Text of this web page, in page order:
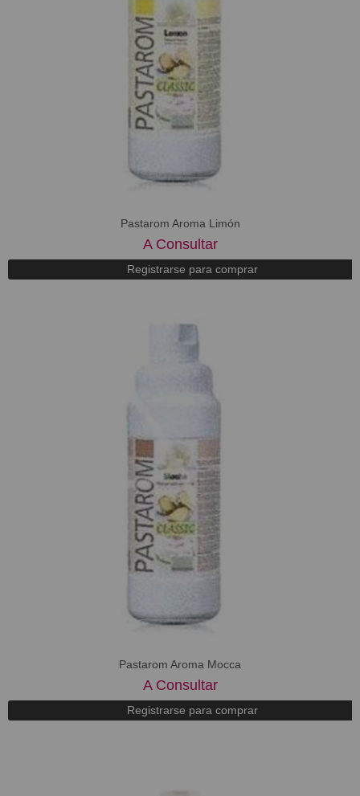
Pastarom Aroma Limón
A Consultar
Registrarse para comprar
Pastarom Aroma Mocca
A Consultar
Registrarse para comprar